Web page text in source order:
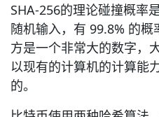
SHA-256的理论碰撞概率
随机输入，有 99.8% 的
方是一个非常大的数字，
以现有的计算机的计算能
的。